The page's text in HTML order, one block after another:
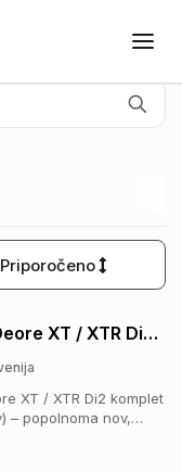
Priporočeno
Shimano Deore XT / XTR Di2 12x set.
XT / XTR Di2 komplet
– popolnoma nov,